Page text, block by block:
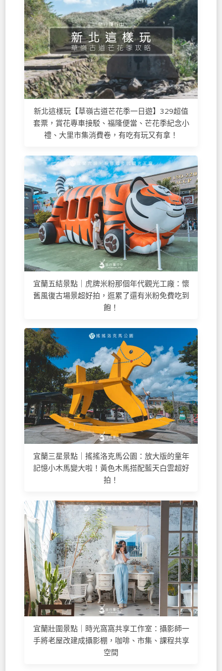
新北這樣玩【草嶺古道芒花季一日遊】329超值
套票，賞花專車接駁、福隆便當、芒花季紀念小
禮、大里市集消費卷，有吃有玩又有拿！
宜蘭五結景點｜虎牌米粉那個年代觀光工廠：懷
舊風復古場景超好拍，逛累了還有米粉免費吃到
飽！
宜蘭三星景點｜搖搖洛克馬公園：放大版的童年
記憶小木馬變大啦！黃色木馬搭配藍天白雲超好
拍！
宜蘭壯圍景點｜時光窩窩共享工作室：攝影師一
手將老屋改建成攝影棚，咖啡、市集、課程共享
空間